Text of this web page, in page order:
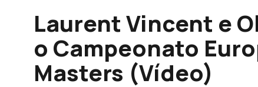
Laurent Vincent e
o Campeonato
Masters (Vídeo)